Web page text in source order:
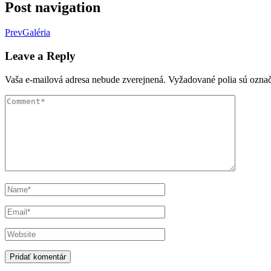
Post navigation
PrevGaléria
Leave a Reply
Vaša e-mailová adresa nebude zverejnená. Vyžadované polia sú